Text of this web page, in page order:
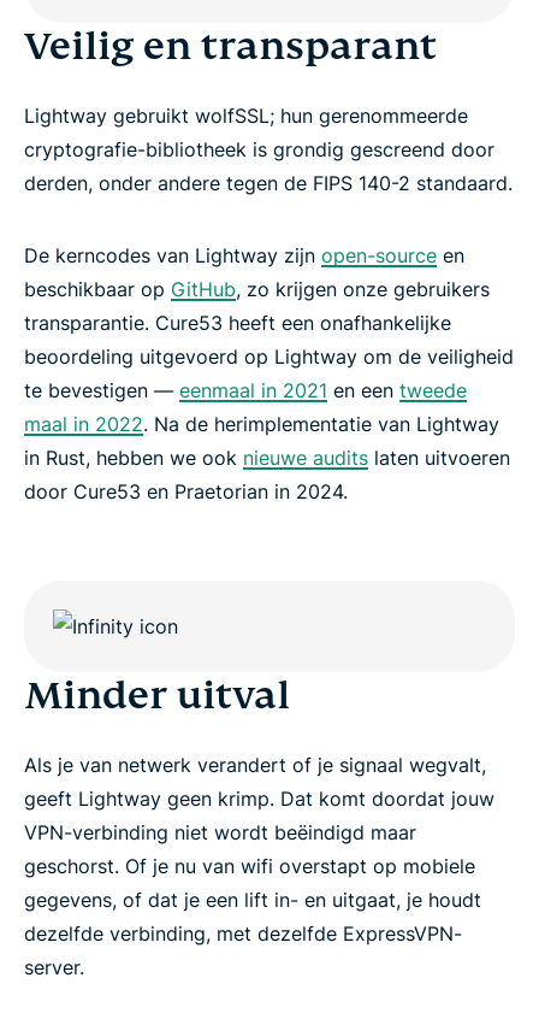
Veilig en transparant
Lightway gebruikt wolfSSL; hun gerenommeerde
cryptografie-bibliotheek is grondig gescreend door
derden, onder andere tegen de FIPS 140-2 standaard.
De kerncodes van Lightway zijn open-source en
beschikbaar op GitHub, zo krijgen onze gebruikers
transparantie. Cure53 heeft een onafhankelijke
beoordeling uitgevoerd op Lightway om de veiligheid
te bevestigen — eenmaal in 2021 en een tweede
maal in 2022. Na de herimplementatie van Lightway
in Rust, hebben we ook nieuwe audits laten uitvoeren
door Cure53 en Praetorian in 2024.
Minder uitval
Als je van netwerk verandert of je signaal wegvalt,
geeft Lightway geen krimp. Dat komt doordat jouw
VPN-verbinding niet wordt beëindigd maar
geschorst. Of je nu van wifi overstapt op mobiele
gegevens, of dat je een lift in- en uitgaat, je houdt
dezelfde verbinding, met dezelfde ExpressVPN-
server.